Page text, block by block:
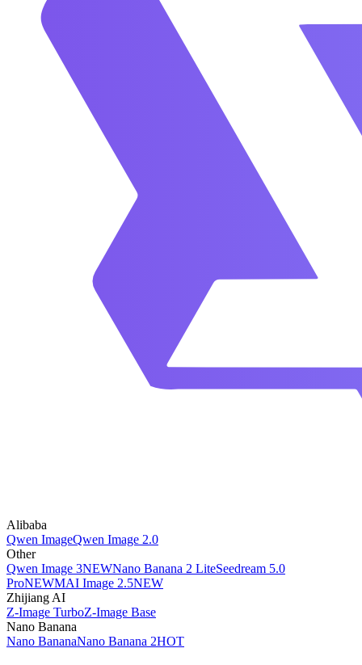
Alibaba
Qwen ImageQwen Image 2.0
Other
Qwen Image 3NEWNano Banana 2 LiteSeedream 5.0
ProNEWMAI Image 2.5NEW
Zhijiang AI
Z-Image TurboZ-Image Base
Nano Banana
Nano BananaNano Banana 2HOT